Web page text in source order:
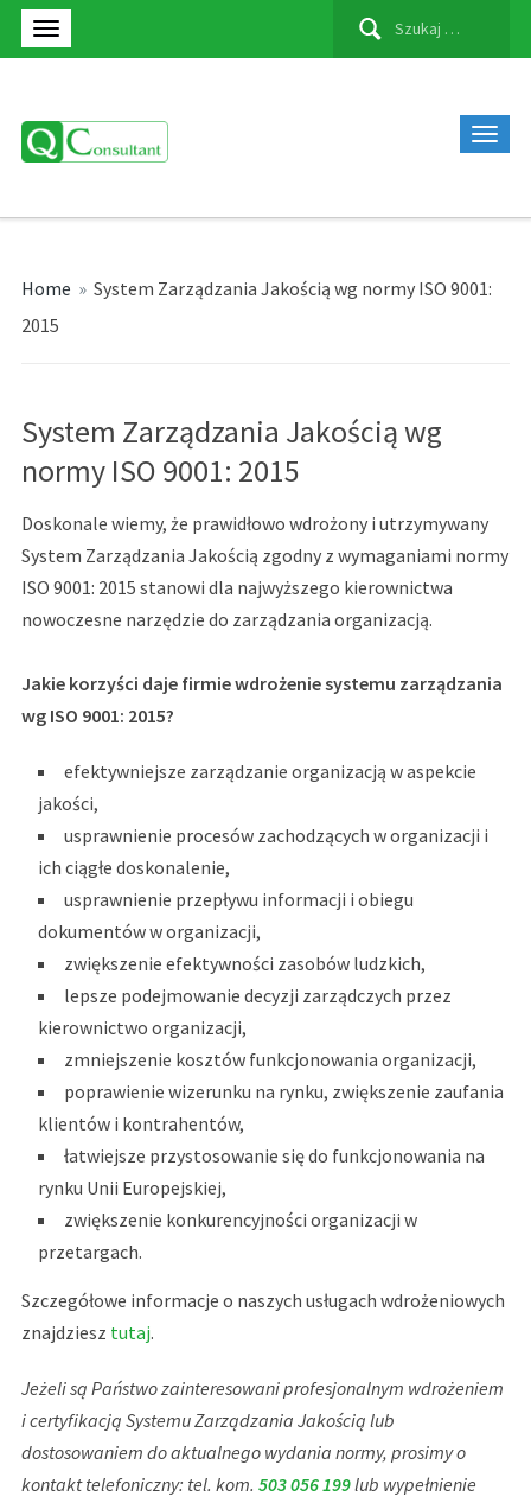
Szukaj:
Home » System Zarządzania Jakością wg normy ISO 9001:
2015
System Zarządzania Jakością wg
normy ISO 9001: 2015
Doskonale wiemy, że prawidłowo wdrożony i utrzymywany
System Zarządzania Jakością zgodny z wymaganiami normy
ISO 9001: 2015 stanowi dla najwyższego kierownictwa
nowoczesne narzędzie do zarządzania organizacją.
Jakie korzyści daje firmie wdrożenie systemu zarządzania
wg ISO 9001: 2015?
efektywniejsze zarządzanie organizacją w aspekcie
jakości,
usprawnienie procesów zachodzących w organizacji i
ich ciągłe doskonalenie,
usprawnienie przepływu informacji i obiegu
dokumentów w organizacji,
zwiększenie efektywności zasobów ludzkich,
lepsze podejmowanie decyzji zarządczych przez
kierownictwo organizacji,
zmniejszenie kosztów funkcjonowania organizacji,
poprawienie wizerunku na rynku, zwiększenie zaufania
klientów i kontrahentów,
łatwiejsze przystosowanie się do funkcjonowania na
rynku Unii Europejskiej,
zwiększenie konkurencyjności organizacji w
przetargach.
Szczegółowe informacje o naszych usługach wdrożeniowych
znajdziesz tutaj.
Jeżeli są Państwo zainteresowani profesjonalnym wdrożeniem
i certyfikacją Systemu Zarządzania Jakością lub
dostosowaniem do aktualnego wydania normy, prosimy o
kontakt telefoniczny: tel. kom. 503 056 199lub wypełnienie